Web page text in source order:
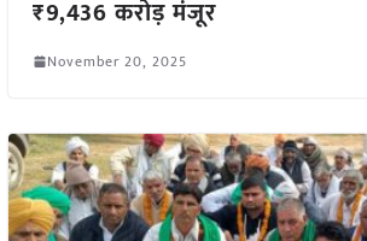
₹9,436 करोड़ मंजूर
November 20, 2025